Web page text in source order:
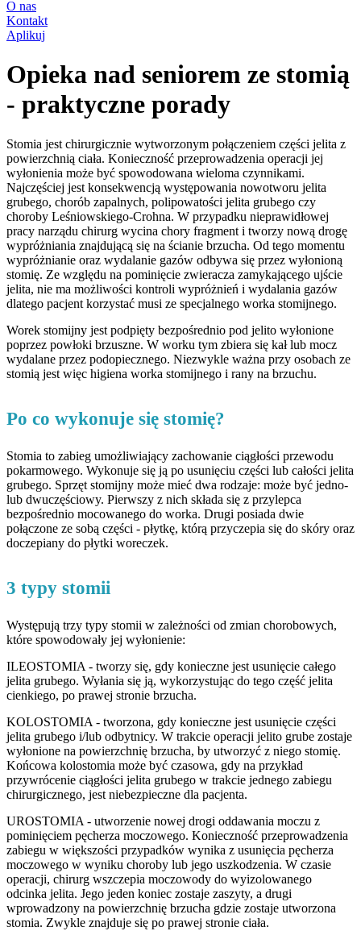
O nas
Kontakt
Aplikuj
Opieka nad seniorem ze stomią
- praktyczne porady
Stomia jest chirurgicznie wytworzonym połączeniem części jelita z
powierzchnią ciała. Konieczność przeprowadzenia operacji jej
wyłonienia może być spowodowana wieloma czynnikami.
Najczęściej jest konsekwencją występowania nowotworu jelita
grubego, chorób zapalnych, polipowatości jelita grubego czy
choroby Leśniowskiego-Crohna. W przypadku nieprawidłowej
pracy narządu chirurg wycina chory fragment i tworzy nową drogę
wypróżniania znajdującą się na ścianie brzucha. Od tego momentu
wypróżnianie oraz wydalanie gazów odbywa się przez wyłonioną
stomię. Ze względu na pominięcie zwieracza zamykającego ujście
jelita, nie ma możliwości kontroli wypróżnień i wydalania gazów
dlatego pacjent korzystać musi ze specjalnego worka stomijnego.
Worek stomijny jest podpięty bezpośrednio pod jelito wyłonione
poprzez powłoki brzuszne. W worku tym zbiera się kał lub mocz
wydalane przez podopiecznego. Niezwykle ważna przy osobach ze
stomią jest więc higiena worka stomijnego i rany na brzuchu.
Po co wykonuje się stomię?
Stomia to zabieg umożliwiający zachowanie ciągłości przewodu
pokarmowego. Wykonuje się ją po usunięciu części lub całości jelita
grubego. Sprzęt stomijny może mieć dwa rodzaje: może być jedno-
lub dwuczęściowy. Pierwszy z nich składa się z przylepca
bezpośrednio mocowanego do worka. Drugi posiada dwie
połączone ze sobą części - płytkę, którą przyczepia się do skóry oraz
doczepiany do płytki woreczek.
3 typy stomii
Występują trzy typy stomii w zależności od zmian chorobowych,
które spowodowały jej wyłonienie:
ILEOSTOMIA - tworzy się, gdy konieczne jest usunięcie całego
jelita grubego. Wyłania się ją, wykorzystując do tego część jelita
cienkiego, po prawej stronie brzucha.
KOLOSTOMIA - tworzona, gdy konieczne jest usunięcie części
jelita grubego i/lub odbytnicy. W trakcie operacji jelito grube zostaje
wyłonione na powierzchnię brzucha, by utworzyć z niego stomię.
Końcowa kolostomia może być czasowa, gdy na przykład
przywrócenie ciągłości jelita grubego w trakcie jednego zabiegu
chirurgicznego, jest niebezpieczne dla pacjenta.
UROSTOMIA - utworzenie nowej drogi oddawania moczu z
pominięciem pęcherza moczowego. Konieczność przeprowadzenia
zabiegu w większości przypadków wynika z usunięcia pęcherza
moczowego w wyniku choroby lub jego uszkodzenia. W czasie
operacji, chirurg wszczepia moczowody do wyizolowanego
odcinka jelita. Jego jeden koniec zostaje zaszyty, a drugi
wprowadzony na powierzchnię brzucha gdzie zostaje utworzona
stomia. Zwykle znajduje się po prawej stronie ciała.